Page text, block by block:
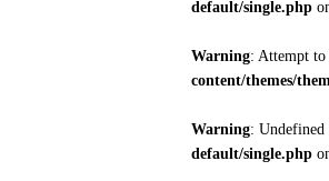
default/single.php
Warning: Attempt
content/themes/
Warning:
default/single.php